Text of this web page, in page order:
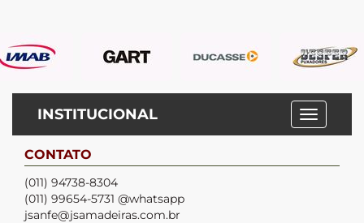
INSTITUCIONAL
CONTATO
(011) 94738-8304
(011) 99654-5731 @whatsapp
jsanfe@jsamadeiras.com.br